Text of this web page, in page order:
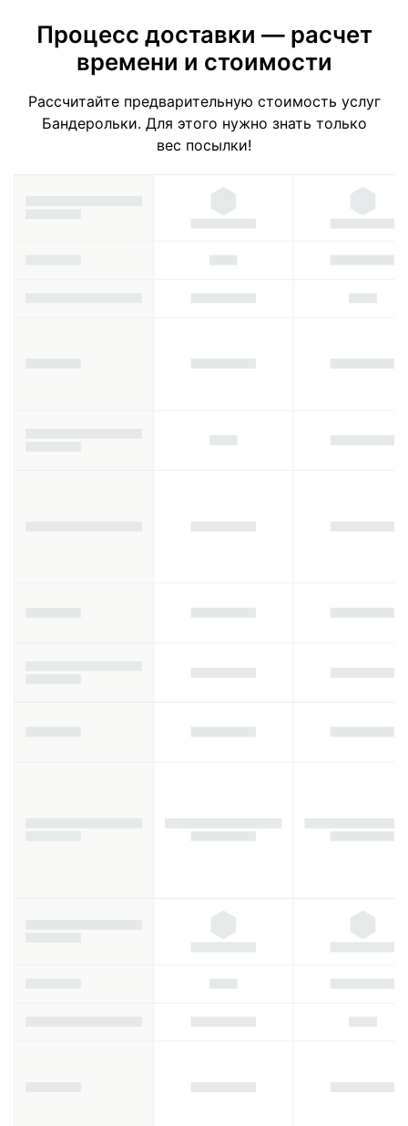
Процесс доставки — расчет
времени и стоимости
Рассчитайте предварительную стоимость услуг
Бандерольки. Для этого нужно знать только
вес посылки!